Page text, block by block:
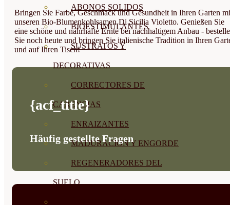
ABONOS SOLIDOS
BIOESTIMULANTES
SUSTRATOS Y
DECORATIVAS
CORRECTORES DE
CARENCIAS
ENRAIZANTES
MADURACIÓN Y ENGORDE
REGENERADORES DEL
SUELO
Bringen Sie Farbe, Geschmack und Gesundheit in Ihren Garten
unseren Bio-Blumenkohlsamen Di Sicilia Violetto. Genießen Sie
eine schöne und nahrhafte Ernte bei nachhaltigem Anbau -
Sie noch heute und bringen Sie italienische Tradition in Ihren
und auf Ihren Tisch!
{acf_title}
Häufig gestellte Fragen